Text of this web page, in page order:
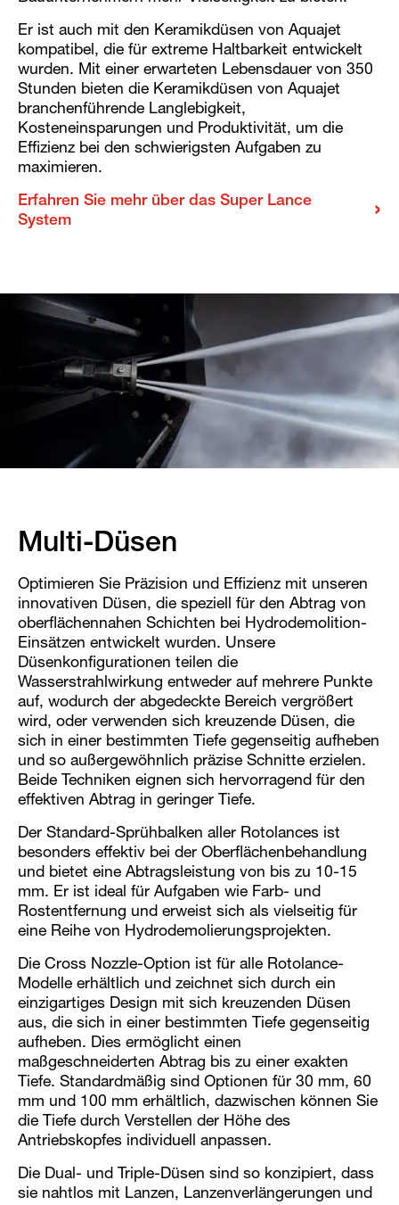
Er ist auch mit den Keramikdüsen von Aquajet
kompatibel, die für extreme Haltbarkeit entwickelt
wurden. Mit einer erwarteten Lebensdauer von 350
Stunden bieten die Keramikdüsen von Aquajet
branchenführende Langlebigkeit,
Kosteneinsparungen und Produktivität, um die
Effizienz bei den schwierigsten Aufgaben zu
maximieren.
Erfahren Sie mehr über das Super Lance
System
Multi-Düsen
Optimieren Sie Präzision und Effizienz mit unseren
innovativen Düsen, die speziell für den Abtrag von
oberflächennahen Schichten bei Hydrodemolition-
Einsätzen entwickelt wurden. Unsere
Düsenkonfigurationen teilen die
Wasserstrahlwirkung entweder auf mehrere Punkte
auf, wodurch der abgedeckte Bereich vergrößert
wird, oder verwenden sich kreuzende Düsen, die
sich in einer bestimmten Tiefe gegenseitig aufheben
und so außergewöhnlich präzise Schnitte erzielen.
Beide Techniken eignen sich hervorragend für den
effektiven Abtrag in geringer Tiefe.
Der Standard-Sprühbalken aller Rotolances ist
besonders effektiv bei der Oberflächenbehandlung
und bietet eine Abtragsleistung von bis zu 10-15
mm. Er ist ideal für Aufgaben wie Farb- und
Rostentfernung und erweist sich als vielseitig für
eine Reihe von Hydrodemolierungsprojekten.
Die Cross Nozzle-Option ist für alle Rotolance-
Modelle erhältlich und zeichnet sich durch ein
einzigartiges Design mit sich kreuzenden Düsen
aus, die sich in einer bestimmten Tiefe gegenseitig
aufheben. Dies ermöglicht einen
maßgeschneiderten Abtrag bis zu einer exakten
Tiefe. Standardmäßig sind Optionen für 30 mm, 60
mm und 100 mm erhältlich, dazwischen können Sie
die Tiefe durch Verstellen der Höhe des
Antriebskopfes individuell anpassen.
Die Dual- und Triple-Düsen sind so konzipiert, dass
sie nahtlos mit Lanzen, Lanzenverlängerungen und